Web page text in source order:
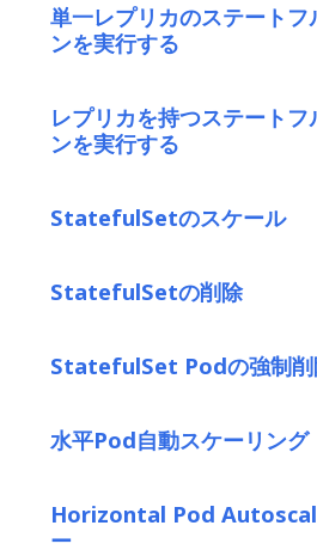
単一レプリカのステートフ
ンを実行する
レプリカを持つステートフ
ンを実行する
StatefulSetのスケール
StatefulSetの削除
StatefulSet Podの強制削
水平Pod自動スケーリング
Horizontal Pod
ー